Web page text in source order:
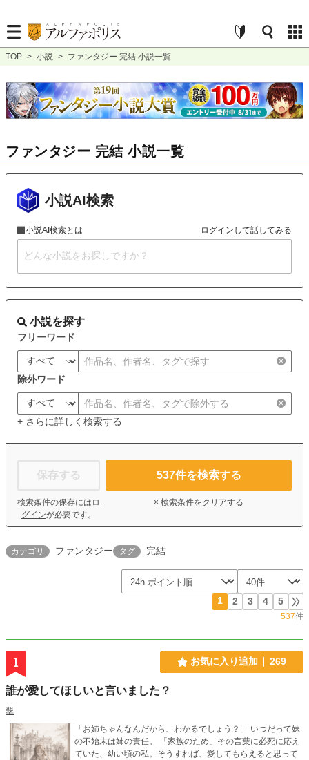
TOP > 小説 > ファンタジー 完結 小説一覧
ファンタジー 完結 小説一覧
小説AI検索
小説AI検索とは ログインして話してみる
小説を探す
フリーワード
除外ワード
+ さらに詳しく検索する
保存する
検索条件の保存には ロ
グインが必要です。
537件を検索する
× 検索条件をクリアする
カテゴリ ファンタジー タグ 完結
1 2 3 4 5
537件
1 お気に入り追加 269
誰が愛してほしいと言いました？
翠
「お姉ちゃんなんだから、わかるでしょう？」 いつだって妹
の不始末は姉の責任。 「家族のため」その言葉に必死に応え
ていた、幼い頃の私。そうすれば、愛してもらえると思って